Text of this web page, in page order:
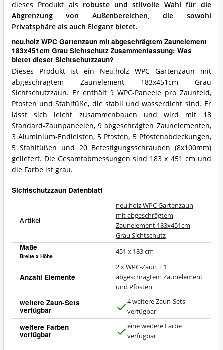
dieses Produkt als robuste und stilvolle Wahl für die
Abgrenzung von Außenbereichen, die sowohl
Privatsphäre als auch Eleganz bietet.
neu.holz WPC Gartenzaun mit abgeschrägtem Zaunelement
183x451cm Grau Sichtschutz Zusammenfassung: Was
bietet dieser Sichtschutzzaun?
Dieses Produkt ist ein Neu.holz WPC Gartenzaun mit
abgeschrägtem Zaunelement 183x451cm Grau
Sichtschutzzaun. Er enthält 9 WPC-Paneele pro Zaunfeld,
Pfosten und Stahlfüße, die stabil und wasserdicht sind. Er
lässt sich leicht zusammenbauen und wird mit 18
Standard-Zaunpaneelen, 9 abgeschrägten Zaunelementen,
3 Aluminium-Endleisten, 5 Pfosten, 5 Pfostenabdeckungen,
5 Stahlfüßen und 20 Befestigungsschrauben (8x100mm)
geliefert. Die Gesamtabmessungen sind 183 x 451 cm und
die Farbe ist grau.
Sichtschutzzaun Datenblatt
Artikel
neu.holz WPC Gartenzaun
mit abgeschrägtem
Zaunelement 183x451cm
Grau Sichtschutz
Maße
Breite x Höhe
451 x 183 cm
Anzahl Elemente
2 x WPC-Zaun + 1
abgeschrägtem Zaunelement
und Pfosten
weitere Zaun-Sets
verfügbar
a
4 weitere Zaun-Sets
verfügbar
weitere Farben
verfügbar
a
eine weitere Farbe
verfügbar